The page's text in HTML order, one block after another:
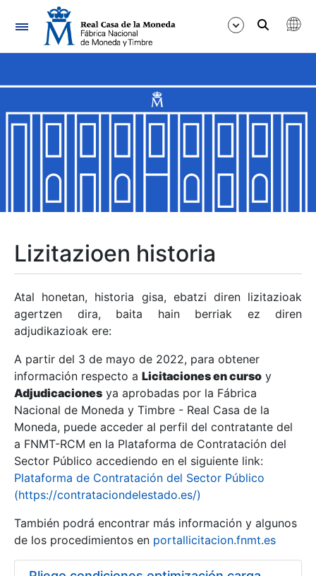
Nabigazioa
Erakutsi/Ezkutatu
Erakutsi/Ezkutatu
Erakutsi/Ezkutatu
Erakutsi/Ezkutatu
Erakutsi/Ezkutatu
Erakutsi/Ezkutatu
Erakutsi/Ezkutatu
Lizitazioen historia
Atal honetan, historia gisa, ebatzi diren lizitazioak
agertzen dira, baita hain berriak ez diren
adjudikazioak ere:
A partir del 3 de mayo de 2022, para obtener
información respecto a Licitaciones en curso y
Adjudicaciones ya aprobadas por la Fábrica
Nacional de Moneda y Timbre - Real Casa de la
Moneda, puede acceder al perfil del contratante del
a FNMT-RCM en la Plataforma de Contratación del
Sector Público accediendo en el siguiente link:
Plataforma de Contratación del Sector Público
(https://contrataciondelestado.es/)
También podrá encontrar más información y algunos
de los procedimientos en portallicitacion.fnmt.es